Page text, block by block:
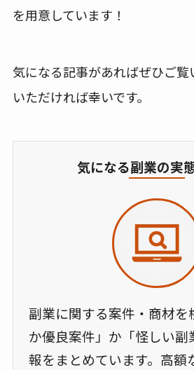
を用意しています！
気になる記事があればぜひご覧
いただければ幸いです。
気になる副業の実
副業に関する案件・商材を
か優良案件」か「怪しい副
報をまとめています。高額